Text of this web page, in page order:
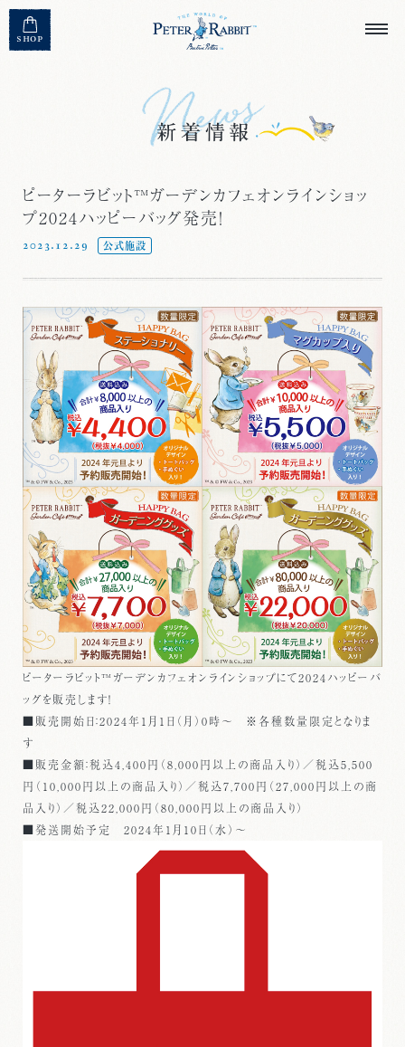
SHOP
MENU CLOSE
ピーターラビット™ガーデンカフェオンラインショッ
プ2024ハッピーバッグ発売！
2023.12.29 公式施設
ピーターラビット™ガーデンカフェオンラインショップにて2024ハッピーバ
ッグを販売します！
■販売開始日：2024年1月1日（月）0時～ ※各種数量限定となりま
す
■販売金額：税込4,400円（8,000円以上の商品入り）／税込5,500
円（10,000円以上の商品入り）／税込7,700円（27,000円以上の商
品入り）／税込22,000円（80,000円以上の商品入り）
■発送開始予定 2024年1月10日（水）～